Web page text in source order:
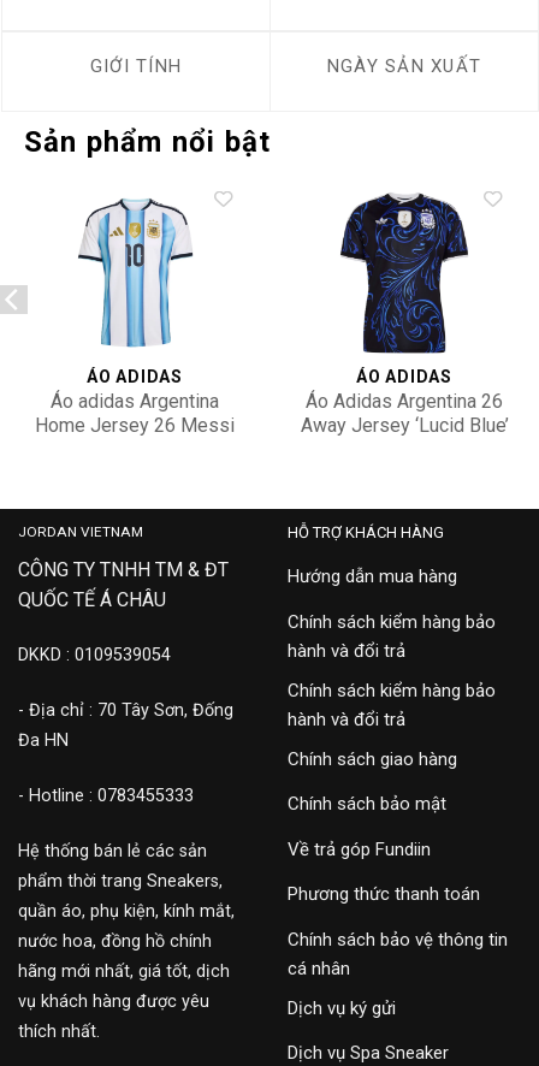
GIỚI TÍNH NGÀY SẢN XUẤT
Sản phẩm nổi bật
ÁO ADIDAS
Áo adidas Argentina
Home Jersey 26 Messi
ÁO ADIDAS
Áo Adidas Argentina 26
Away Jersey ‘Lucid Blue’
JORDAN VIETNAM
CÔNG TY TNHH TM & ĐT
QUỐC TẾ Á CHÂU
DKKD : 0109539054
- Địa chỉ : 70 Tây Sơn, Đống
Đa HN
- Hotline : 0783455333
Hệ thống bán lẻ các sản
phẩm thời trang Sneakers,
quần áo, phụ kiện, kính mắt,
nước hoa, đồng hồ chính
hãng mới nhất, giá tốt, dịch
vụ khách hàng được yêu
thích nhất.
HỖ TRỢ KHÁCH HÀNG
Hướng dẫn mua hàng
Chính sách kiểm hàng bảo
hành và đổi trả
Chính sách kiểm hàng bảo
hành và đổi trả
Chính sách giao hàng
Chính sách bảo mật
Về trả góp Fundiin
Phương thức thanh toán
Chính sách bảo vệ thông tin
cá nhân
Dịch vụ ký gửi
Dịch vụ Spa Sneaker